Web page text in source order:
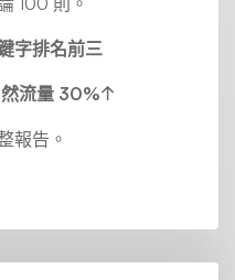
字排名前三
然流量 30%↑
報告。